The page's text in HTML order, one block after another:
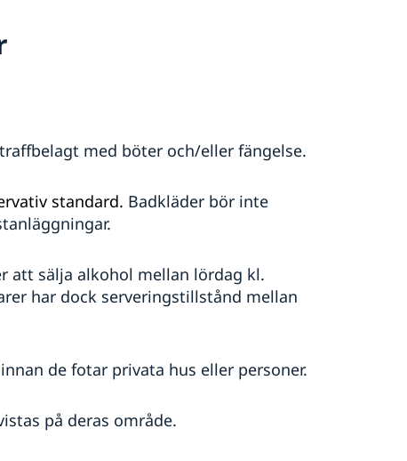
med böter och/eller fängelse.
standard. Badkläder bör inte
att sälja alkohol mellan lördag kl.
har dock serveringstillstånd mellan
de fotar privata hus eller personer.
på deras område.